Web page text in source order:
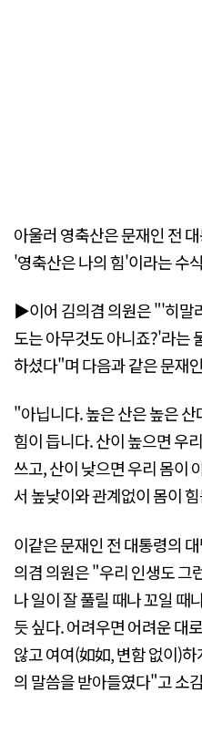
아울러 영축산은 문재인 전
'영축산은 나의 힘'이라는 수
▶이어 김의겸 의원은 "'히말
도는 아무것도 아니죠?'라는
하셨다"며 다음과 같은 문재
"아닙니다. 높은 산은 높은
힘이 듭니다. 산이 높으면 우
쓰고, 산이 낮으면 우리 몸이
서 높낮이와 관계없이 몸이
이같은 문재인 전 대통령의
의겸 의원은 "우리 인생도 그
나 일이 잘 풀릴 때나 꼬일 때
듯 싶다. 어려우면 어려운 대
않고 여여(如如, 변함 없이)
의 말씀을 받아들였다"고 소